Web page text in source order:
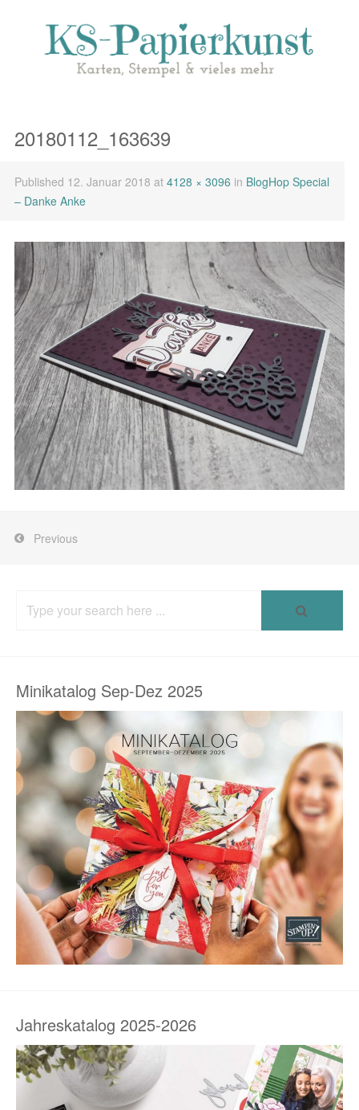
20180112_163639
Published 12. Januar 2018 at 4128 × 3096 in BlogHop Special
– Danke Anke
Previous
for:
Minikatalog Sep-Dez 2025
Jahreskatalog 2025-2026